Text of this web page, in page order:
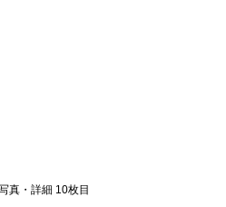
真・詳細 10枚目